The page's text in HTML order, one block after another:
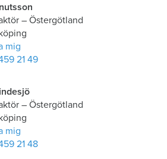
– Östergötland
mig
21 49
– Östergötland
mig
21 48